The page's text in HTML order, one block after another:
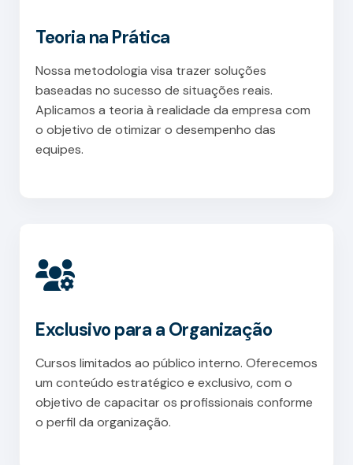
Teoria na Prática
Nossa metodologia visa trazer soluções
baseadas no sucesso de situações reais.
Aplicamos a teoria à realidade da empresa com
o objetivo de otimizar o desempenho das
equipes.
Exclusivo para a Organização
Cursos limitados ao público interno. Oferecemos
um conteúdo estratégico e exclusivo, com o
objetivo de capacitar os profissionais conforme
o perfil da organização.